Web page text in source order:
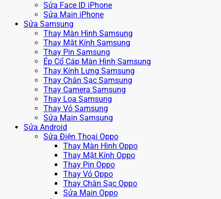
Sửa Face ID iPhone
Sửa Main iPhone
Sửa Samsung
Thay Màn Hình Samsung
Thay Mặt Kính Samsung
Thay Pin Samsung
Ép Cổ Cáp Màn Hình Samsung
Thay Kính Lưng Samsung
Thay Chân Sạc Samsung
Thay Camera Samsung
Thay Loa Samsung
Thay Vỏ Samsung
Sửa Main Samsung
Sửa Android
Sửa Điện Thoại Oppo
Thay Màn Hình Oppo
Thay Mặt Kính Oppo
Thay Pin Oppo
Thay Vỏ Oppo
Thay Chân Sạc Oppo
Sửa Main Oppo